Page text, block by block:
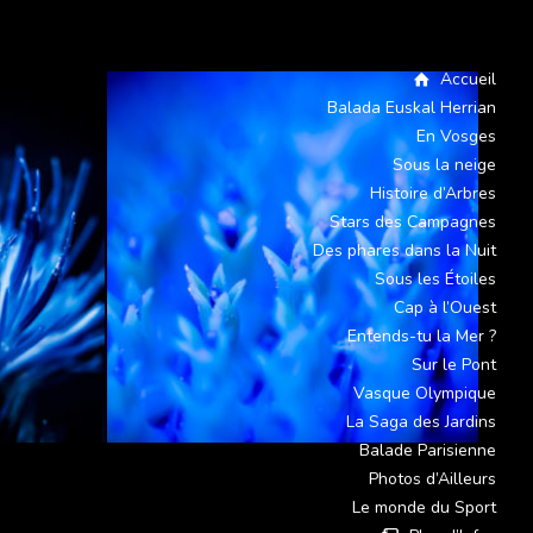
Accueil
Balada Euskal Herrian
En Vosges
Sous la neige
Histoire d’Arbres
Stars des Campagnes
Des phares dans la Nuit
Sous les Étoiles
Cap à l’Ouest
Entends-tu la Mer ?
Sur le Pont
Vasque Olympique
La Saga des Jardins
Balade Parisienne
Photos d’Ailleurs
Le monde du Sport